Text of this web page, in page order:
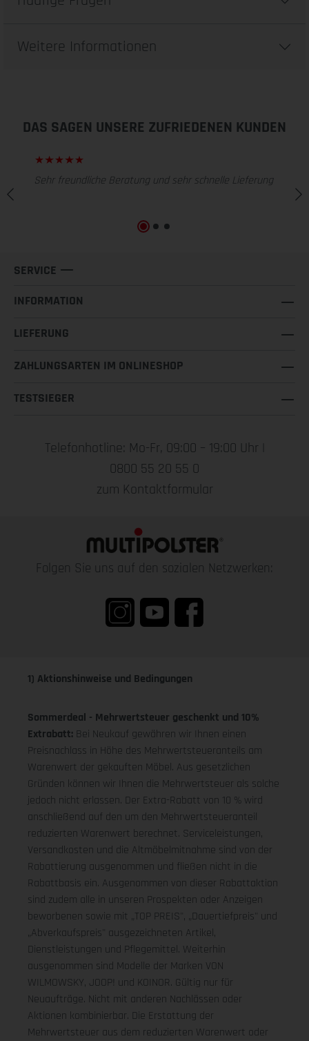
Weitere Informationen
DAS SAGEN UNSERE ZUFRIEDENEN KUNDEN
Sehr freundliche Beratung und sehr schnelle Lieferung
SERVICE
INFORMATION
LIEFERUNG
ZAHLUNGSARTEN IM ONLINESHOP
TESTSIEGER
Telefonhotline: Mo-Fr, 09:00 – 19:00 Uhr |
0800 55 20 55 0
zum Kontaktformular
Folgen Sie uns auf den sozialen Netzwerken:
1) Aktionshinweise und Bedingungen
Sommerdeal - Mehrwertsteuer geschenkt und 10%
Extrabatt: Bei Neukauf gewähren wir Ihnen einen
Preisnachlass in Höhe des Mehrwertsteueranteils am
Warenwert der gekauften Möbel. Aus gesetzlichen
Gründen können wir Ihnen die Mehrwertsteuer als solche
jedoch nicht erlassen. Der Extra-Rabatt von 10 % wird
anschließend auf den um den Mehrwertsteueranteil
reduzierten Warenwert berechnet. Serviceleistungen,
Versandkosten und die Altmöbelmitnahme sind von der
Rabattierung ausgenommen und fließen nicht in die
Rabattbasis ein. Ausgenommen von dieser Rabattaktion
sind zudem alle in unseren Prospekten oder Anzeigen
beworbenen sowie mit „TOP PREIS", „Dauertiefpreis" und
„Abverkaufspreis" ausgezeichneten Artikel,
Dienstleistungen und Pflegemittel. Weiterhin
ausgenommen sind Modelle der Marken VON
WILMOWSKY, JOOP! und KOINOR. Gültig nur für
Neuaufträge. Nicht mit anderen Nachlässen oder
Aktionen kombinierbar. Die Erstattung der
Mehrwertsteuer aus dem reduzierten Warenwert oder